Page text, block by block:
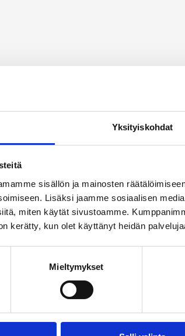
Yksityiskohdat
sisällön ja mainosten
Lisäksi jaamme sosiaalisen
miten käytät sivustoamme.
kerätty, kun olet käyttänyt heidän
Mieltymykset
blått glitter på millimetern. Ny mäktig